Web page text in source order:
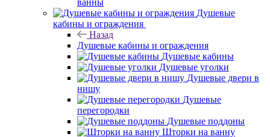
ванны
Душевые
кабины и ограждения
Назад
Душевые кабины и ограждения
Душевые кабины
Душевые уголки
Душевые двери в
нишу
Душевые
перегородки
Душевые поддоны
Шторки на ванну